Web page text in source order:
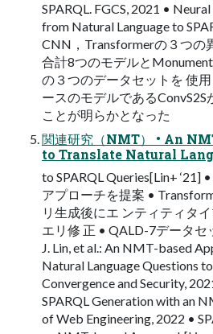
SPARQL. FGCS, 2021 •
from Natural Language to
CNN，Transformerの３つの
合計8つのモデルと
の３つのデータセットを 使
ースのモデルである
ことが明らかとなった
関連研究（NMT） • An
to Translate Natural
to SPARQL Queries[Lin+ ‘21]
アプローチを提案 •
リ⽣成後にエ ンティティタ
エリ修 正 • QALD-7データセ
J. Lin, et al.: An NMT-based
Natural Language Questions
Convergence and Security,
SPARQL Generation with an
of Web Engineering, 2022 •